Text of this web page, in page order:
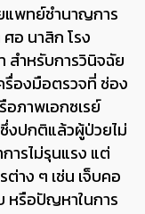
แพทย์ชำนาญการ
อ นาสิก โรง
สำหรับการวินิจฉัย
รื่องมือตรวจที่ ช่อง
ภาพเอกซเรย์
งปกติแล้วผู้ป่วยไม่
ารไม่รุนแรง แต่
าง ๆ เช่น เจ็บคอ
หรือปัญหาในการ